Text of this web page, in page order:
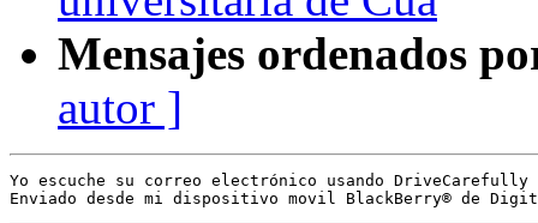
Mensajes ordenados
autor ]
Yo escuche su correo electrónico usando